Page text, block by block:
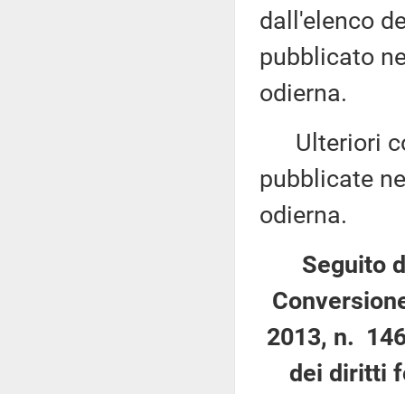
dall'elenco
pubblicato
odierna.
Ulteriori
pubblicate
odierna.
Seguito
2013, n.
dei diritti